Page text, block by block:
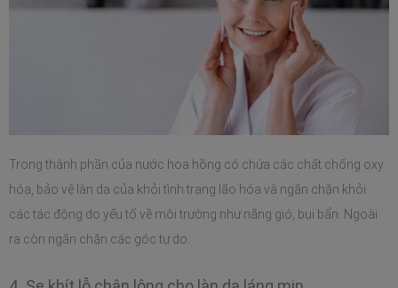
Trong thành phần của nước hoa hồng có chứa các chất chống oxy
hóa, bảo vệ làn da của khỏi tình trạng lão hóa và ngăn chặn khỏi
các tác động do yếu tố về môi trường như nắng gió, bụi bẩn. Ngoài
ra còn ngăn chặn các góc tự do.